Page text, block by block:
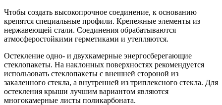
Чтобы создать высокопрочное соединение, к основанию
крепятся специальные профили. Крепежные элементы из
нержавеющей стали. Соединения обрабатываются
атмосферостойкими герметиками и утепляются.
Остекление одно- и двухкамерные энергосберегающие
стеклопакеты. На наклонных поверхностях рекомендуется
использовать стеклопакеты с внешней стороной из
закаленного стекла, а внутренней из триплексного стекла. Для
остекления крыши лучшим вариантом являются
многокамерные листы поликарбоната.